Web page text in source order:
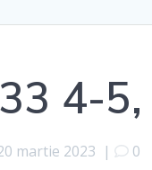
4-
martie 2023 | 0